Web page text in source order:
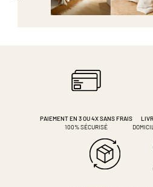
PAIEMENT EN 3 OU 4XSANS FRAIS
100% SÉCURISÉ